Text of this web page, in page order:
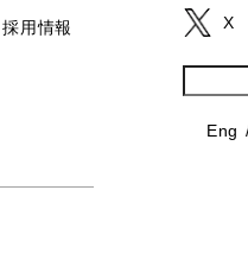
採用情報 X
Eng